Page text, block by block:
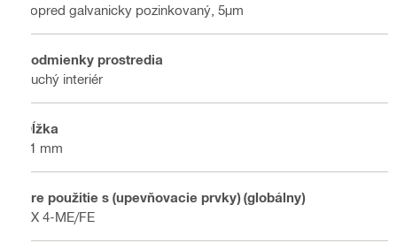
Vopred galvanicky pozinkovaný, 5μm
Podmienky prostredia
Suchý interiér
Dĺžka
21 mm
Pre použitie s (upevňovacie prvky) (globálny)
BX 4-ME/FE